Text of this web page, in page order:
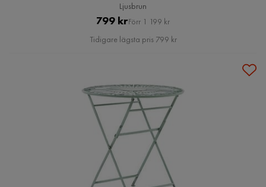
Ljusbrun
Pris
799 kr Original
Pris
Förr 1 199 kr
Tidigare lägsta pris 799 kr